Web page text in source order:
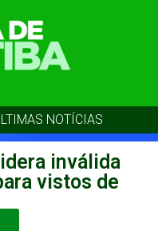
NOTÍCIAS
inválida
vistos de